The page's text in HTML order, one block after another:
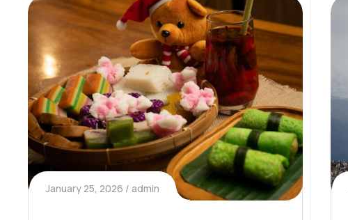
January 25, 2026 admin